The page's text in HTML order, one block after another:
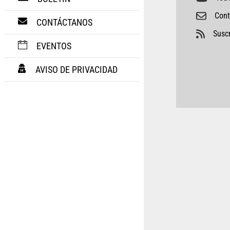
CONTÁCTANOS
EVENTOS
AVISO DE PRIVACIDAD